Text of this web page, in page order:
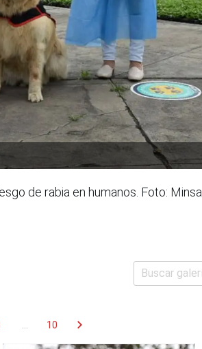
de rabia en humanos. Foto: Minsa
10 chevron_right